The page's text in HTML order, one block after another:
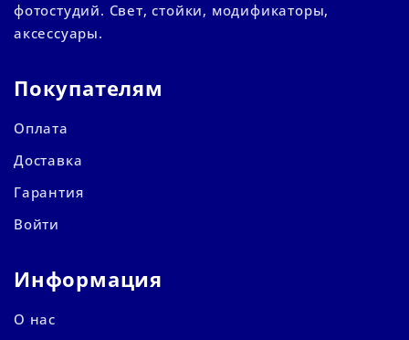
фотостудий. Свет, стойки, модификаторы,
аксессуары.
Покупателям
Оплата
Доставка
Гарантия
Войти
Информация
О нас